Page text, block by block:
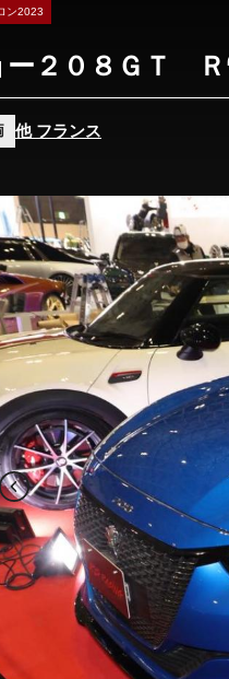
ン2023
ー２０８ＧＴ Ｒ
他 フランス